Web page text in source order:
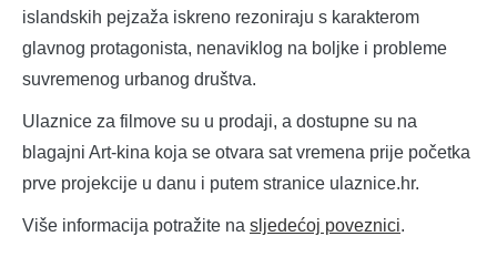
islandskih pejzaža iskreno rezoniraju s karakterom
glavnog protagonista, nenaviklog na boljke i probleme
suvremenog urbanog društva.
Ulaznice za filmove su u prodaji, a dostupne su na
blagajni Art-kina koja se otvara sat vremena prije početka
prve projekcije u danu i putem stranice ulaznice.hr.
Više informacija potražite na sljedećoj poveznici.